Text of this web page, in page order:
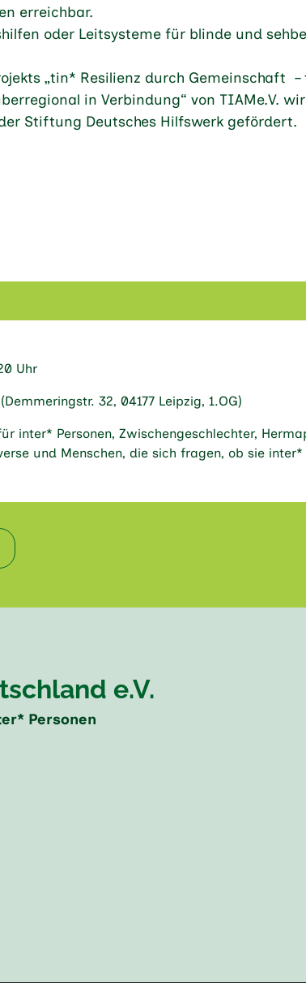
erreichbar.
oder Leitsysteme für blinde und
„tin* Resilienz durch Gemeinschaft
in Verbindung“ von TIAMe.V.
Stiftung Deutsches Hilfswerk gefördert.
Uhr
32, 04177 Leipzig, 1.OG)
inter* Personen, Zwischengeschlechter,
und Menschen, die sich fragen, ob sie
e.V.
Personen